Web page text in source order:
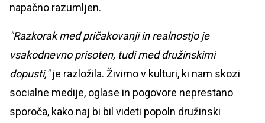
napačno razumljen.
"Razkorak med pričakovanji in realnostjo je
vsakodnevno prisoten, tudi med družinskimi
dopusti,"je razložila. Živimo v kulturi, ki nam skozi
socialne medije, oglase in pogovore neprestano
sporoča, kako naj bi bil videti popoln družinski